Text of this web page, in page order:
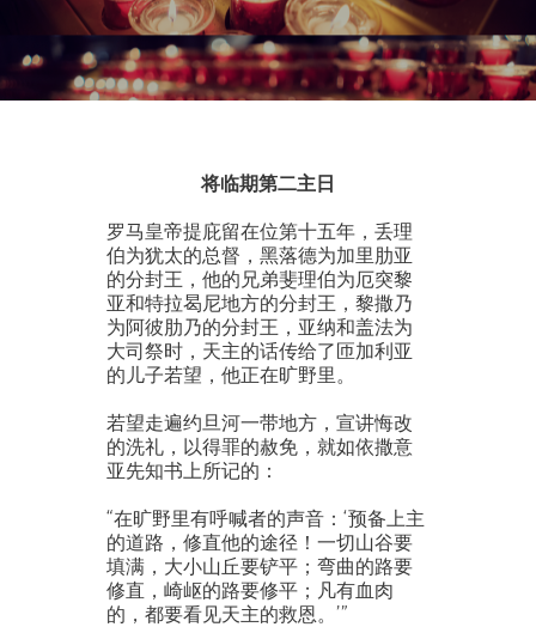
将临期第二主日
罗马皇帝提庇留在位第十五年，丢理
伯为犹太的总督，黑落德为加里肋亚
的分封王，他的兄弟斐理伯为厄突黎
亚和特拉曷尼地方的分封王，黎撒乃
为阿彼肋乃的分封王，亚纳和盖法为
大司祭时，天主的话传给了匝加利亚
的儿子若望，他正在旷野里。
若望走遍约旦河一带地方，宣讲悔改
的洗礼，以得罪的赦免，就如依撒意
亚先知书上所记的：
“在旷野里有呼喊者的声音：‘预备上主
的道路，修直他的途径！一切山谷要
填满，大小山丘要铲平；弯曲的路要
修直，崎岖的路要修平；凡有血肉
的，都要看见天主的救恩。’”